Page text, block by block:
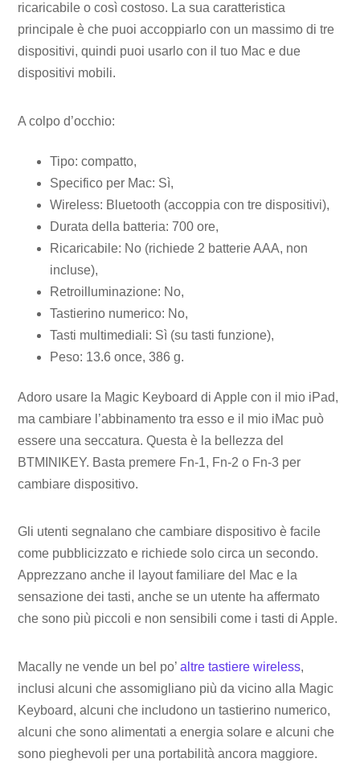
ricaricabile o così costoso. La sua caratteristica
principale è che puoi accoppiarlo con un massimo di tre
dispositivi, quindi puoi usarlo con il tuo Mac e due
dispositivi mobili.
A colpo d’occhio:
Tipo: compatto,
Specifico per Mac: Sì,
Wireless: Bluetooth (accoppia con tre dispositivi),
Durata della batteria: 700 ore,
Ricaricabile: No (richiede 2 batterie AAA, non
incluse),
Retroilluminazione: No,
Tastierino numerico: No,
Tasti multimediali: Sì (su tasti funzione),
Peso: 13.6 once, 386 g.
Adoro usare la Magic Keyboard di Apple con il mio iPad,
ma cambiare l’abbinamento tra esso e il mio iMac può
essere una seccatura. Questa è la bellezza del
BTMINIKEY. Basta premere Fn-1, Fn-2 o Fn-3 per
cambiare dispositivo.
Gli utenti segnalano che cambiare dispositivo è facile
come pubblicizzato e richiede solo circa un secondo.
Apprezzano anche il layout familiare del Mac e la
sensazione dei tasti, anche se un utente ha affermato
che sono più piccoli e non sensibili come i tasti di Apple.
Macally ne vende un bel po’altre tastiere wireless,
inclusi alcuni che assomigliano più da vicino alla Magic
Keyboard, alcuni che includono un tastierino numerico,
alcuni che sono alimentati a energia solare e alcuni che
sono pieghevoli per una portabilità ancora maggiore.